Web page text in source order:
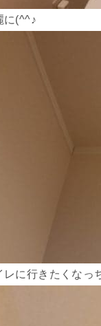
に(^^♪
レに行きたくなっ